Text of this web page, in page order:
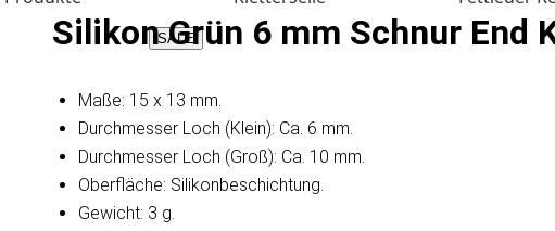
SALE
Silikon Grün 6 mm Schnur End
Maße: 15 x 13 mm.
Durchmesser Loch (Klein): Ca. 6 mm.
Durchmesser Loch (Groß): Ca. 10 mm.
Oberfläche: Silikonbeschichtung.
Gewicht: 3 g.